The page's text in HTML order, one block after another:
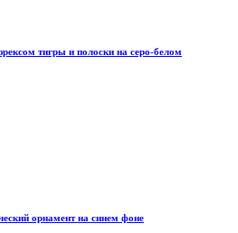
тигры и полоски на серо-белом
орнамент на синем фоне